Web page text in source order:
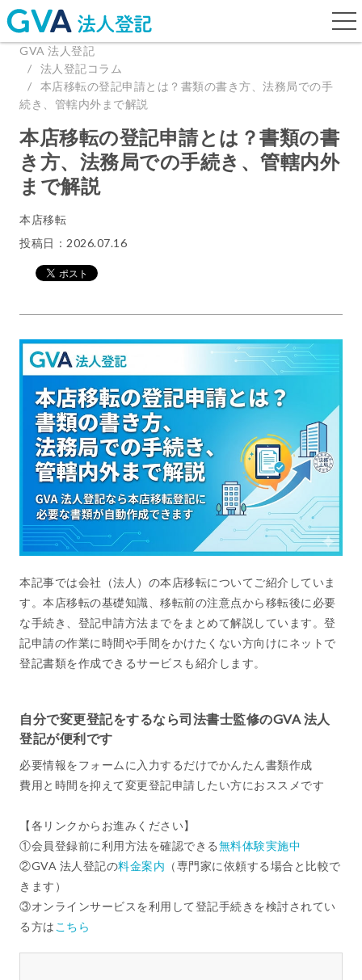
GVA 法人登記
法人登記コラム
本店移転の登記申請とは？書類の書き方、法務局での手
続き、管轄内外まで解説
本店移転の登記申請とは？書類の書
き方、法務局での手続き、管轄内外
まで解説
本店移転
投稿日：2026.07.16
本記事では会社（法人）の本店移転についてご紹介していま
す。本店移転の基礎知識、移転前の注意点から移転後に必要
な手続き、登記申請方法までをまとめて解説しています。登
記申請の作業に時間や手間をかけたくない方向けにネットで
登記書類を作成できるサービスも紹介します。
自分で変更登記をするなら司法書士監修のGVA 法人
登記が便利です
必要情報をフォームに入力するだけでかんたん書類作成
費用と時間を抑えて変更登記申請したい方におススメです
【各リンクからお進みください】
①会員登録前に利用方法を確認できる無料体験実施中
②GVA 法人登記の料金案内 （専門家に依頼する場合と比較で
きます）
③オンラインサービスを利用して登記手続きを検討されてい
る方は こちら